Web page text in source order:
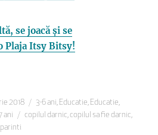
se joacă și se
Plaja Itsy Bitsy!
2018 Categorii
3-6 ani, Educatie, Educatie,
ani Etichete
copilul darnic,copilul sa fie darnic,